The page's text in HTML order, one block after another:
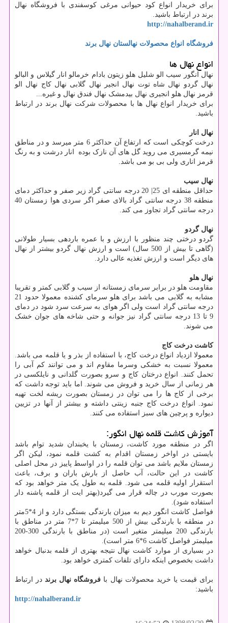
برای خریدار انواع کود حیوانی مرغی کوسفندی با فروشگاه نهال
برند در ارتباط باشید.
http://nahalberand.ir
فروشگاه انواع محصولات نهالستان نهال برند
انواع نهال ها
نهال انگور سیب الو شلیل هلو زیتون بادام خرمالو انار گیلاس و البالو
نهال گردو نهال شاه توت نهال انجیر نهال گلابی نهال کاج نهال الو
قرمز نهال هلو انجیری نهال بیدمشک نهال فندق نهال و غیره...
برای خریدار انواع نهال ها با محصولات شرکت نهال برند در ارتباط
باشید.
نهال انار
درخت کوچکی است که ارتفاع آن حداکثر 6 متر میرسد و در مناطق
نیمه گرمسیری می روید گل های آن نازک بوده انار درشت و به رنگ
قرمز اناری ولی بی بو می باشد.
نهال سیب
حداقل منطقه ای 25| 20 درجه سانتی گراد زیر صفر و حداکثر دمای
منطقه 38 درجه سانتی گراد بالای صفر اگر سردی هوا زمستان 40
درجه سانتی گراد تجاوز می کند.
نهال گردو
گردو درختی چند منظور با ارزش و با عمره باردهی بسیار طولانی
(گاهی تا بیش از 500 سال) است و ارزش نهال گردو بیشتر از نهال
های دیگر است و ارزش تغذیه عالی دارد.
نهال هلو
مقاومت هلو در برابر سرمای زمستانه از سیب و گلابی کمتر و تقریبا
مشابه به گلابی می باشد برای هلو سرمای کشنده معمولا حدود 21
درجه سانتی گراد است ولی اگر هوای به سرعت سرد شود در دمای
9 تا 13 درجه سانتی گراد نیز جوانه و حتی شاخه های جوان خشک
می شوند.
کاشت درخت کاج
معمولا ازدیاد انواع درخت کاج، با استفاده از بذر و یا قلمه می باشد.
معمولا نسبت به خشکی و‌سرما مقاوم اند و می توانند کم آبی را
تحمل کنند. انواع درختان کاج و سرو بصورت گلدانی و نایلکسی در
هر زمانی از سال خرید و فروش می شوند. اما باید توجه داشت که
برخی از کاج ها را می توان در زمستان بصورت ریشه لخت تهیه
نمود. انواع درخت کاج جنبه زینتی داشته و بیشتر از آنها در تزیین
دیواره و پرچین های سبز استفاده می کنند.
آموزش کاشت قلمه نهال انگور:
اگر در منطقه مورد کاشت، زمستان با یخبندان شدید توام باشد
بایستی در اواخر زمستان اقدام به کشت قلمه نمود، لیکن اگر
زمستان ملایم باشد می توان قلمه را در اواسط پاییز در محل اصلی
کاشت در این حالت، آب حاصل از بارش باران و برف، باعث
استقرار اولیه قلمه می شود. قلمه به طول یک متر خواهد بود که
بصورت مورب در چاله قرار می گیرد(بهتر ایت از قلمه پاشنه دار
استفاده شود).
فواصل کاشت انگور دیم به میزان بارندگی بستگی دارد و از 4*5متر
در منطقه با بارندگی بیش از 500 میلیمتر تا 7*7 متر در مناطق با
بارندگی 200 میلیمتر متغیر است (در مناطق با بارندگی 300-200
میلیمتر فواصل کاشت 6*6 متر است).
در بسیاری از موارد کاشت نهال نتیجه بهتری از قلمه بدنبال خواهد
داشت بخصوص اینکه دارای تلفات کمتری خواهد بود.
برای قیمت یا خرید محصولات نهال با فروشگاه نهال برنددر ارتباط
باشید:
http://nahalberand.ir